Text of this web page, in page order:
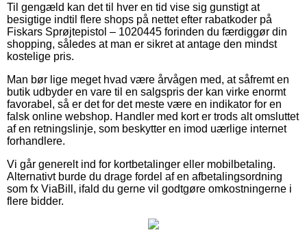
Til gengæld kan det til hver en tid vise sig gunstigt at
besigtige indtil flere shops på nettet efter rabatkoder på
Fiskars Sprøjtepistol – 1020445 forinden du færdiggør din
shopping, således at man er sikret at antage den mindst
kostelige pris.
Man bør lige meget hvad være årvågen med, at såfremt en
butik udbyder en vare til en salgspris der kan virke enormt
favorabel, så er det for det meste være en indikator for en
falsk online webshop. Handler med kort er trods alt omsluttet
af en retningslinje, som beskytter en imod uærlige internet
forhandlere.
Vi går generelt ind for kortbetalinger eller mobilbetaling.
Alternativt burde du drage fordel af en afbetalingsordning
som fx ViaBill, ifald du gerne vil godtgøre omkostningerne i
flere bidder.